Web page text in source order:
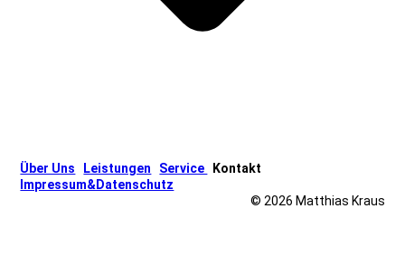
Über Uns Leistungen Service
Kontakt
Impressum&Datenschutz
© 2026 Matthias Kraus